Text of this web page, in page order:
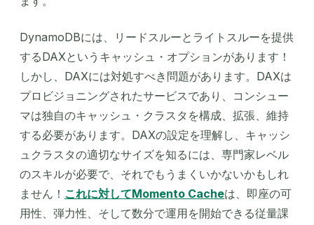
DynamoDBには、リードスルーとライトスルーを提供
するDAXというキャッシュ・オプションがあります！
しかし、DAXには対処すべき問題があります。DAXは
プロビジョニングされたサービスであり、コンシュー
マは独自のキャッシュ・クラスタを構成、拡張、維持
する必要があります。DAXの設定を理解し、キャッシ
ュクラスタの適切なサイズを知るには、専門家レベル
のスキルが必要で、それでもうまくいかないかもしれ
ません！ これに対してMomento Cacheは、即座の可
用性、弾力性、そして数分で運用を開始できる従量課